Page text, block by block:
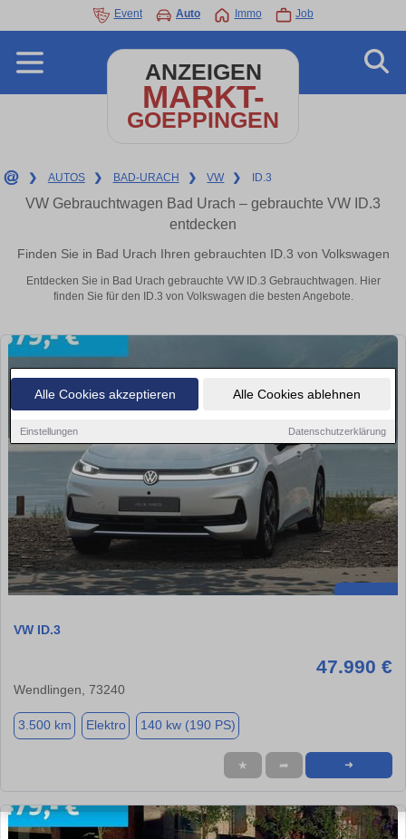
Alle Cookies akzeptieren Alle Cookies ablehnen
Einstellungen Datenschutzerklärung
Event Auto Immo Job
ANZEIGEN
MARKT-
GOEPPINGEN
❯ AUTOS ❯ BAD-URACH ❯ VW ❯ ID.3
VW Gebrauchtwagen Bad Urach – gebrauchte VW ID.3
entdecken
Finden Sie in Bad Urach Ihren gebrauchten ID.3 von Volkswagen
Entdecken Sie in Bad Urach gebrauchte VW ID.3 Gebrauchtwagen. Hier
finden Sie für den ID.3 von Volkswagen die besten Angebote.
VW ID.3
47.990 €
Wendlingen, 73240
3.500 km Elektro 140 kw (190 PS)
★ ➦ ➜